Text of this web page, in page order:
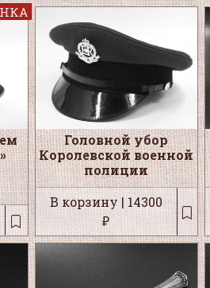
Головной убор
Королевской военной
полиции
В корзину | 14300
₽